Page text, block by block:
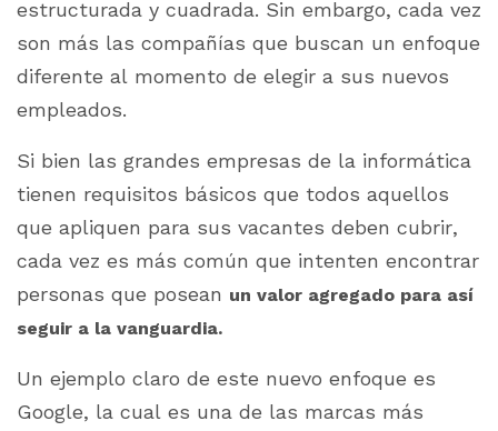
estructurada y cuadrada. Sin embargo, cada vez
son más las compañías que buscan un enfoque
diferente al momento de elegir a sus nuevos
empleados.
Si bien las grandes empresas de la informática
tienen requisitos básicos que todos aquellos
que apliquen para sus vacantes deben cubrir,
cada vez es más común que intenten encontrar
personas que posean un valor agregado para así
seguir a la vanguardia.
Un ejemplo claro de este nuevo enfoque es
Google, la cual es una de las marcas más